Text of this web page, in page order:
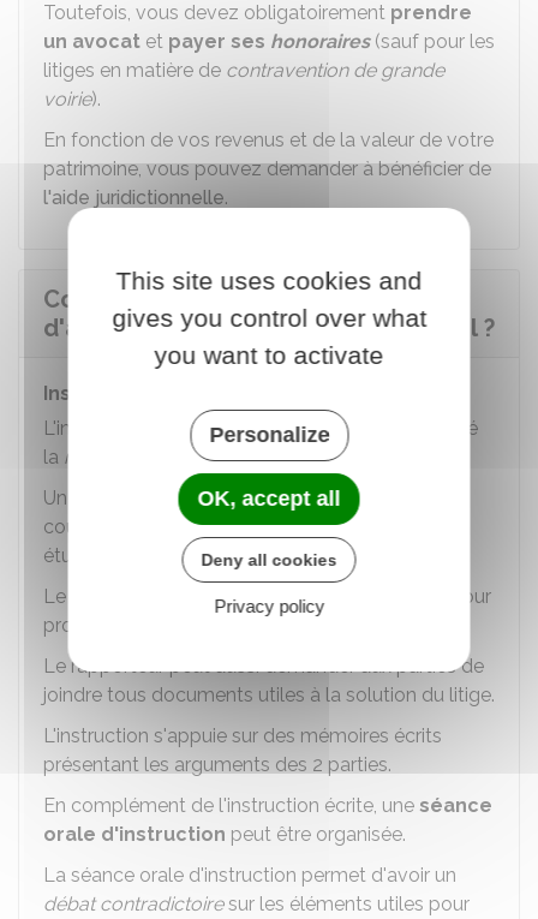
Toutefois, vous devez obligatoirement prendre
un avocat et payer ses honoraires(sauf pour les
litiges en matière de contravention de grande
voirie).
En fonction de vos revenus et de la valeur de votre
patrimoine, vous pouvez demander à bénéficier de
l'aide juridictionnelle.
Comment la cour administrative
d'appel traite-t-elle l'affaire en appel ?
Instruction
L'instruction débute dès que legreffe
a enregistré
la requête
Un
est désigné par le président de la
cour pour suivre l'instruction. Mais l'affaire est
étudiée par plusieursmagistrats.
Le rapporteur fixe le délai accordé aux
pour
produire leurs
Le rapporteur peut aussi demander aux parties de
joindre tous documents utiles à la solution du litige.
L'instruction s'appuie sur des mémoires écrits
présentant les arguments des 2 parties.
En complément de l'instruction écrite, une séance
orale d'instruction peut être organisée.
La séance orale d'instruction permet d'avoir un
débat contradictoiresur les éléments utiles pour
This site uses cookies and
gives you control over what
you want to activate
Personalize
OK, accept all
Deny all cookies
Privacy policy